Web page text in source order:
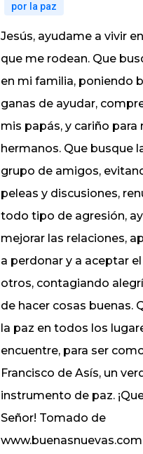
por la paz
Jesús, ayudame a vivir
que me rodean. Que
en mi familia, poniendo
ganas de ayudar,
mis papás, y cariño para
hermanos. Que busque
grupo de amigos,
peleas y discusiones,
todo tipo de agresión,
mejorar las relaciones,
a perdonar y a aceptar
otros, contagiando
de hacer cosas buenas.
la paz en todos los
encuentre, para ser
Francisco de Asís, un
instrumento de paz.
Señor! Tomado de
www.buenasnuevas.com